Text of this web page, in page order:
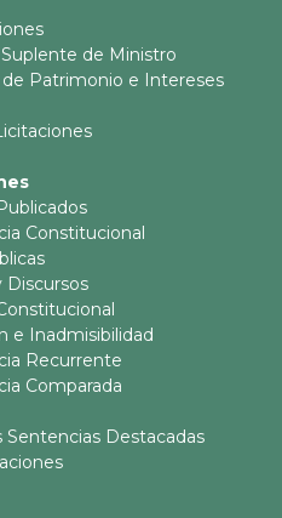
de Ministro
de Patrimonio e Intereses
Constitucional
Discursos
e Inadmisibilidad
Recurrente
Comparada
Sentencias Destacadas